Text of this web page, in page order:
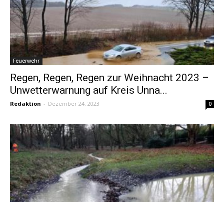
Feuerwehr
Regen, Regen, Regen zur Weihnacht 2023 –
Unwetterwarnung auf Kreis Unna...
Redaktion - Dezember 24, 2023 0